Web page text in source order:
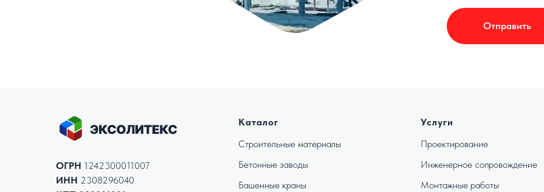
Отправить
ОГРН 1242300011007
ИНН 2308296040
Каталог
Строительные материалы
Бетонные заводы
Башенные краны
Услуги
Проектирование
Инженерное сопровождение
Монтажные работы